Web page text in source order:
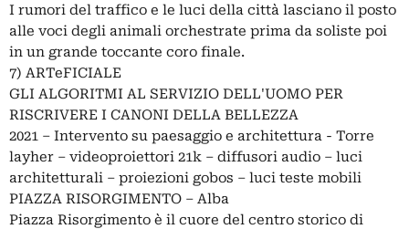
I rumori del traffico e le luci della città lasciano il posto
alle voci degli animali orchestrate prima da soliste poi
in un grande toccante coro finale.
7) ARTeFICIALE
GLI ALGORITMI AL SERVIZIO DELL'UOMO PER
RISCRIVERE I CANONI DELLA BELLEZZA
2021 – Intervento su paesaggio e architettura - Torre
layher – videoproiettori 21k – diffusori audio – luci
architetturali – proiezioni gobos – luci teste mobili
PIAZZA RISORGIMENTO – Alba
Piazza Risorgimento è il cuore del centro storico di